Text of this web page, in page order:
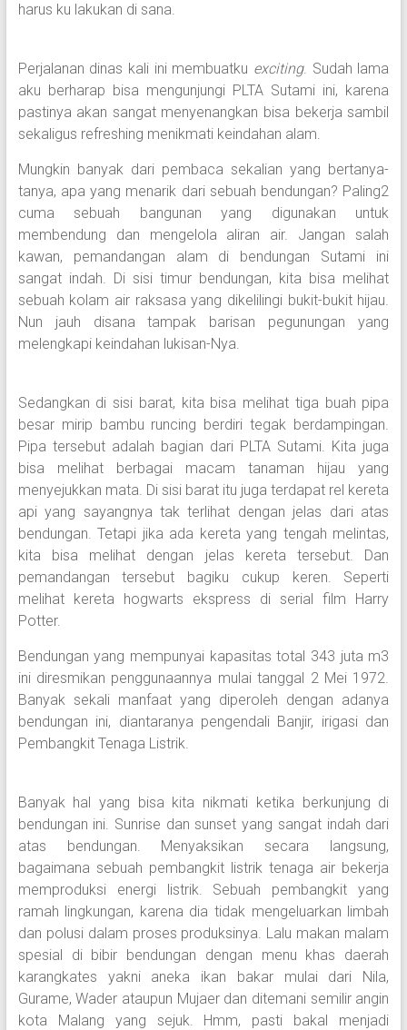
harus ku lakukan di sana.
Perjalanan dinas kali ini membuatku exciting. Sudah lama
aku berharap bisa mengunjungi PLTA Sutami ini, karena
pastinya akan sangat menyenangkan bisa bekerja sambil
sekaligus refreshing menikmati keindahan alam.
Mungkin banyak dari pembaca sekalian yang bertanya-
tanya, apa yang menarik dari sebuah bendungan? Paling2
cuma sebuah bangunan yang digunakan untuk
membendung dan mengelola aliran air. Jangan salah
kawan, pemandangan alam di bendungan Sutami ini
sangat indah. Di sisi timur bendungan, kita bisa melihat
sebuah kolam air raksasa yang dikelilingi bukit-bukit hijau.
Nun jauh disana tampak barisan pegunungan yang
melengkapi keindahan lukisan-Nya.
Sedangkan di sisi barat, kita bisa melihat tiga buah pipa
besar mirip bambu runcing berdiri tegak berdampingan.
Pipa tersebut adalah bagian dari PLTA Sutami. Kita juga
bisa melihat berbagai macam tanaman hijau yang
menyejukkan mata. Di sisi barat itu juga terdapat rel kereta
api yang sayangnya tak terlihat dengan jelas dari atas
bendungan. Tetapi jika ada kereta yang tengah melintas,
kita bisa melihat dengan jelas kereta tersebut. Dan
pemandangan tersebut bagiku cukup keren. Seperti
melihat kereta hogwarts ekspress di serial film Harry
Potter.
Bendungan yang mempunyai kapasitas total 343 juta m3
ini diresmikan penggunaannya mulai tanggal 2 Mei 1972.
Banyak sekali manfaat yang diperoleh dengan adanya
bendungan ini, diantaranya pengendali Banjir, irigasi dan
Pembangkit Tenaga Listrik.
Banyak hal yang bisa kita nikmati ketika berkunjung di
bendungan ini. Sunrise dan sunset yang sangat indah dari
atas bendungan. Menyaksikan secara langsung,
bagaimana sebuah pembangkit listrik tenaga air bekerja
memproduksi energi listrik. Sebuah pembangkit yang
ramah lingkungan, karena dia tidak mengeluarkan limbah
dan polusi dalam proses produksinya. Lalu makan malam
spesial di bibir bendungan dengan menu khas daerah
karangkates yakni aneka ikan bakar mulai dari Nila,
Gurame, Wader ataupun Mujaer dan ditemani semilir angin
kota Malang yang sejuk. Hmm, pasti bakal menjadi